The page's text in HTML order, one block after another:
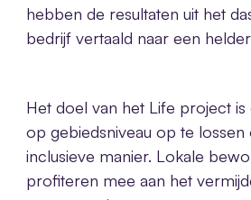
hebben de resultaten uit het
bedrijf vertaald naar een
Het doel van het Life project
op gebiedsniveau op te lossen
inclusieve manier. Lokale
profiteren mee aan het